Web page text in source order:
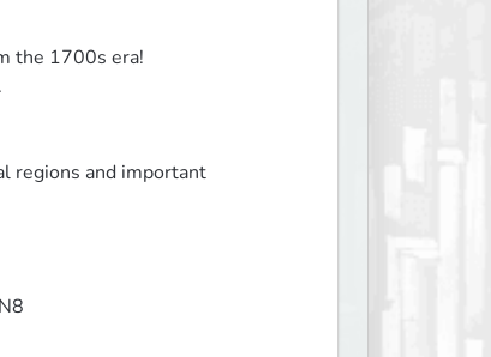
the 1700s era!
regions and important